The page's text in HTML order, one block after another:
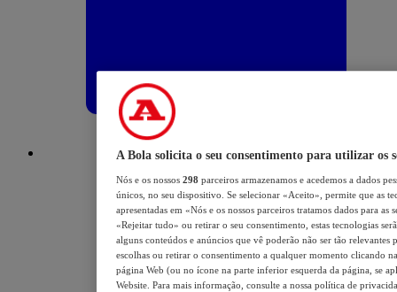
A Bola solicita o seu consentimento para utilizar os
Nós e os nossos 298 parceiros armazenamos e acedemos a dados
únicos, no seu dispositivo. Se selecionar «Aceito», permite que as
apresentadas em «Nós e os nossos parceiros tratamos dados para
«Rejeitar tudo» ou retirar o seu consentimento, estas tecnologias
alguns conteúdos e anúncios que vê poderão não ser tão relevantes
escolhas ou retirar o consentimento a qualquer momento clicando
página Web (ou no ícone na parte inferior esquerda da página, se
Website. Para mais informação, consulte a nossa política de